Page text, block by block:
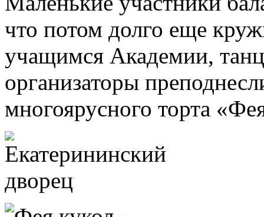
что потом долго еще
учащимся Академии,
организаторы
многоярусного торта